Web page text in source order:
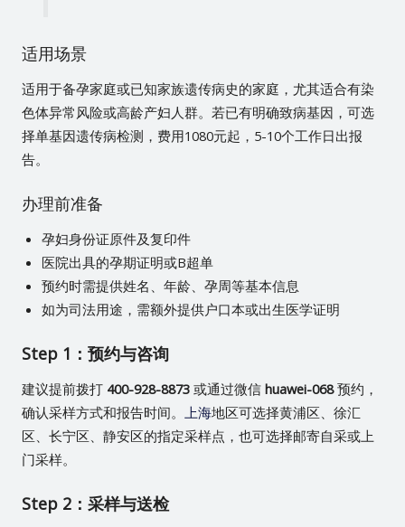
适用场景
适用于备孕家庭或已知家族遗传病史的家庭，尤其适合有染
色体异常风险或高龄产妇人群。若已有明确致病基因，可选
择单基因遗传病检测，费用1080元起，5-10个工作日出报
告。
办理前准备
孕妇身份证原件及复印件
医院出具的孕期证明或B超单
预约时需提供姓名、年龄、孕周等基本信息
如为司法用途，需额外提供户口本或出生医学证明
Step 1：预约与咨询
建议提前拨打 400-928-8873或通过微信 huawei-068预约，
确认采样方式和报告时间。 上海地区可选择黄浦区、徐汇
区、长宁区、静安区的指定采样点，也可选择邮寄自采或上
门采样。
Step 2：采样与送检